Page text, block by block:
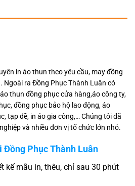
in áo thun theo yêu cầu, may đồng
Ngoài ra Đồng Phục Thành Luân có
thun đồng phục cửa hàng,áo công ty,
đồng phục bảo hộ lao động, áo
tạp dề, in áo gia công,… Chúng tôi đã
và nhiều đơn vị tổ chức lớn nhỏ.
Phục Thành Luân
kế mẫu in, thêu, chỉ sau 30 phút